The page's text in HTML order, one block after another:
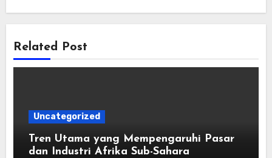
Related Post
Uncategorized
Tren Utama yang Mempengaruhi Pasar
dan Industri Afrika Sub-Sahara